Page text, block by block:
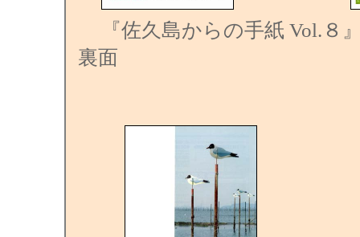
『佐久島からの手紙 Vol.８
裏面